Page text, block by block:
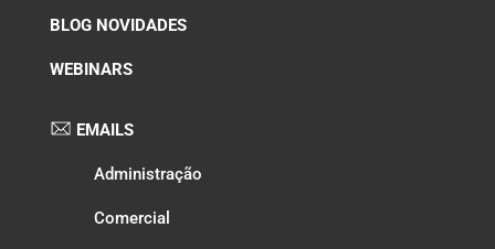
BLOG NOVIDADES
WEBINARS
EMAILS
Administração
Comercial